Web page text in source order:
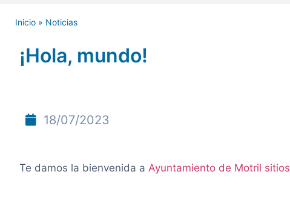
Inicio » Noticias
¡Hola, mundo!
18/07/2023
Te damos la bienvenida a Ayuntamiento de Motril sitios